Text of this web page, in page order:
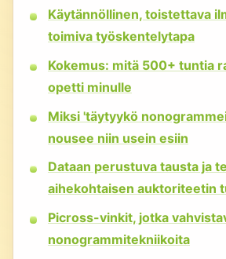
Käytännöllinen, toistettava
toimiva työskentelytapa
Kokemus: mitä 500+ tuntia
opetti minulle
Miksi 'täytyykö
nousee niin usein esiin
Dataan perustuva tausta ja
aihekohtaisen auktoriteetin
Picross-vinkit, jotka
nonogrammitekniikoita